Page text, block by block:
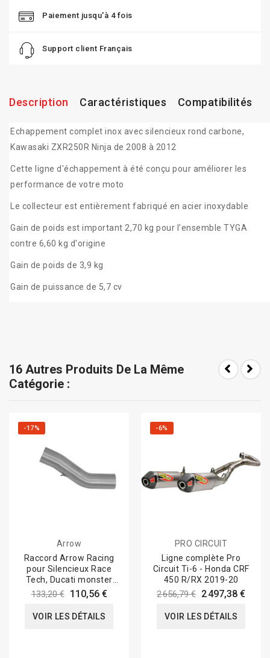
Paiement jusqu'à 4 fois
Support client Français
Description Caractéristiques Compatibilités
Echappement complet inox avec silencieux rond carbone,
Kawasaki ZXR250R Ninja de 2008 à 2012
Cette ligne d'échappement à été conçu pour améliorer les
performance de votre moto
Le collecteur est entièrement fabriqué en acier inoxydable
Gain de poids est important 2,70 kg pour l'ensemble TYGA
contre 6,60 kg d'origine
Gain de poids de 3,9 kg
Gain de puissance de 5,7 cv
16 Autres Produits De La Même
Catégorie :
-17%
Arrow
Raccord Arrow Racing
pour Silencieux Race
Tech, Ducati monster
821 1200/1200...
133,20 € 110,56 €
VOIR LES DÉTAILS
-6%
PRO CIRCUIT
Ligne complète Pro
Circuit Ti-6 - Honda CRF
450 R/RX 2019-20
2 656,79 € 2 497,38 €
VOIR LES DÉTAILS